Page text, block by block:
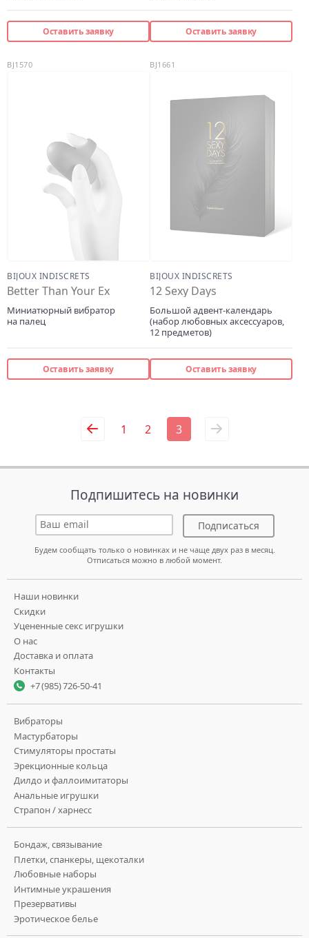
Оставить заявку Оставить заявку
BIJOUX INDISCRETS
Better Than Your Ex
Миниатюрный вибратор
на палец
BJ1570
Оставить заявку
BIJOUX INDISCRETS
12 Sexy Days
Большой адвент-календарь
(набор любовных аксессуаров,
12 предметов)
BJ1661
Оставить заявку
1 2 3
Подпишитесь на новинки
Подписаться
Будем сообщать только о новинках и не чаще двух раз в месяц.
Отписаться можно в любой момент.
Наши новинки
Скидки
Уцененные секс игрушки
О нас
Доставка и оплата
Контакты
+7 (985) 726-50-41
Вибраторы
Мастурбаторы
Стимуляторы простаты
Эрекционные кольца
Дилдо и фаллоимитаторы
Анальные игрушки
Страпон / харнесс
Бондаж, связывание
Плетки, спанкеры, щекоталки
Любовные наборы
Интимные украшения
Презервативы
Эротическое белье